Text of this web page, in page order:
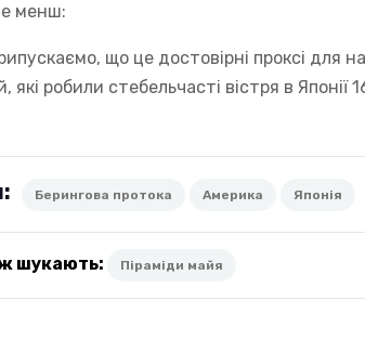
менш:
що це достовірні проксі
які робили стебельчасті вістря в Японії
Берингова протока Америка Японія
шукають: Піраміди майя